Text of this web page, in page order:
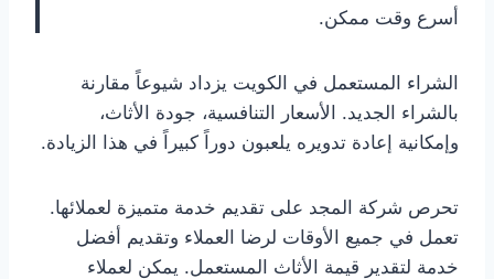
أسرع وقت ممكن.
الشراء المستعمل في الكويت يزداد شيوعاً مقارنة
بالشراء الجديد. الأسعار التنافسية، جودة الأثاث،
وإمكانية إعادة تدويره يلعبون دوراً كبيراً في هذا الزيادة.
تحرص شركة المجد على تقديم خدمة متميزة لعملائها.
تعمل في جميع الأوقات لرضا العملاء وتقديم أفضل
خدمة لتقدير قيمة الأثاث المستعمل. يمكن لعملاء